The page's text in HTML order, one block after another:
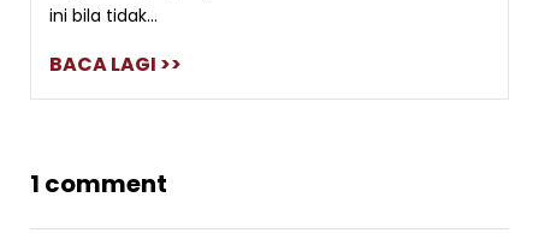
ini bila tidak...
BACA LAGI >>
1 comment